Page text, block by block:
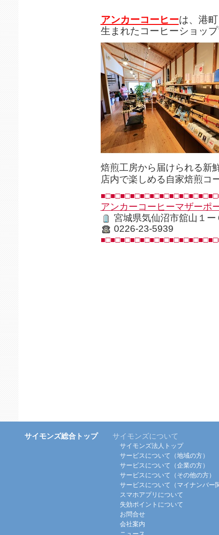
アンカーコーヒーは、港
生まれたコーヒーショッ
焙煎工房から届けられる新
店内で楽しめる自家焙煎コ
アンカーコーヒーマザーポ
宮城県気仙沼市舘山１ー
0226-23-5939
サイモンズ総合トップ サイモンズについて
サイモンズ法人トップ
サービスについて（地域の方）
サービスについて（企業の方）
サービスについて（その他の方）
サービスについて（マイナンバー
スマホアプリについて
失効ポイントについて
お問合せ
会社案内